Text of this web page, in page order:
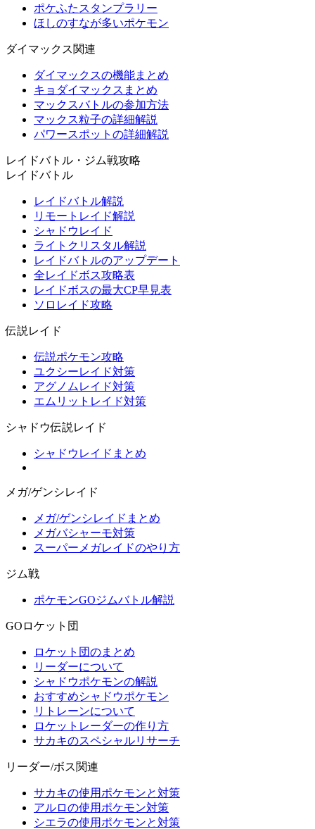
ポケふたスタンプラリー
ほしのすなが多いポケモン
ダイマックス関連
ダイマックスの機能まとめ
キョダイマックスまとめ
マックスバトルの参加方法
マックス粒子の詳細解説
パワースポットの詳細解説
レイドバトル・ジム戦攻略
レイドバトル
レイドバトル解説
リモートレイド解説
シャドウレイド
ライトクリスタル解説
レイドバトルのアップデート
全レイドボス攻略表
レイドボスの最大CP早見表
ソロレイド攻略
伝説レイド
伝説ポケモン攻略
ユクシーレイド対策
アグノムレイド対策
エムリットレイド対策
シャドウ伝説レイド
シャドウレイドまとめ
メガ/ゲンシレイド
メガ/ゲンシレイドまとめ
メガバシャーモ対策
スーパーメガレイドのやり方
ジム戦
ポケモンGOジムバトル解説
GOロケット団
ロケット団のまとめ
リーダーについて
シャドウポケモンの解説
おすすめシャドウポケモン
リトレーンについて
ロケットレーダーの作り方
サカキのスペシャルリサーチ
リーダー/ボス関連
サカキの使用ポケモンと対策
アルロの使用ポケモン対策
シエラの使用ポケモンと対策